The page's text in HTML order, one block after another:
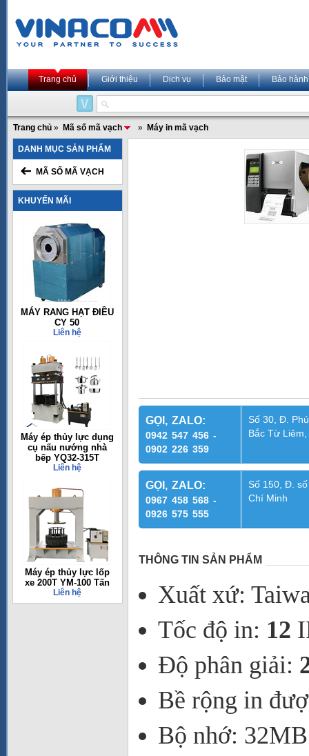
Trang chủ Giới thiệu Dịch vụ Bảo mật Bảo hành
Trang chủ » Mã số mã vạch » Máy in mã vạch
DANH MỤC SẢN PHẨM
MÃ SỐ MÃ VẠCH
KHUYẾN MÃI
MÁY RANG HẠT ĐIỀU
CY 50
Liên hệ
Máy ép thủy lực dụng
cụ nấu nướng nhà
bếp YQ32-315T
Liên hệ
Máy ép thủy lực lốp
xe 200T YM-100 Tấn
Liên hệ
GỌI, ZALO:
0942 547 456 -
0902 226 359
Số 30, Đ.
Bắc Từ
GỌI, ZALO:
0967 458 568 -
0926 575 555
Số 150, Đ.
Chí Minh
THÔNG TIN SẢN PHẨM
Xuất xứ:
Tốc độ in: 12
Độ phân giải:
Bề rộng in
Bộ nhớ: